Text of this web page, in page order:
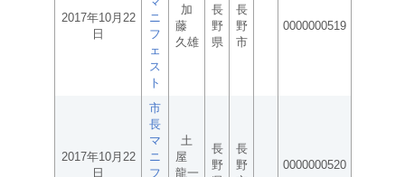
2017年10月22
日
ニ
フ
ェ
ス
ト
加
藤
久雄
長
野
県
長
野
市
0000000519
2017年10月22
日
市
長
マ
ニ
フ
土
屋
龍一
長
野
長
野
0000000520